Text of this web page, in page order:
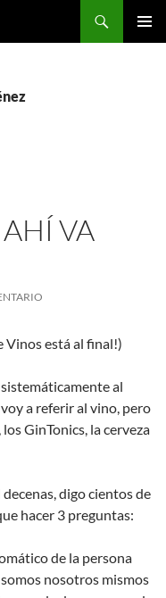
VA
Vinos está al final!)
sistemáticamente al
a referir al vino, pero
GinTonics, la cerveza
digo cientos de
hacer 3 preguntas:
de la persona
nosotros mismos